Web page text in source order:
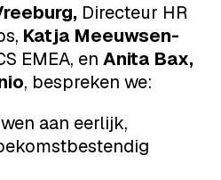
Directeur HR
Katja Meeuwsen-
EMEA, en Anita Bax,
, bespreken we:
aan eerlijk,